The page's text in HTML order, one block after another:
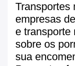
Transportes
empresas
e transporte
sobre os
sua